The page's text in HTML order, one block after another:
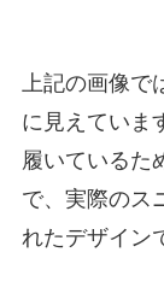
上記の画像で
に見えていま
履いているた
で、実際のス
れたデザイン